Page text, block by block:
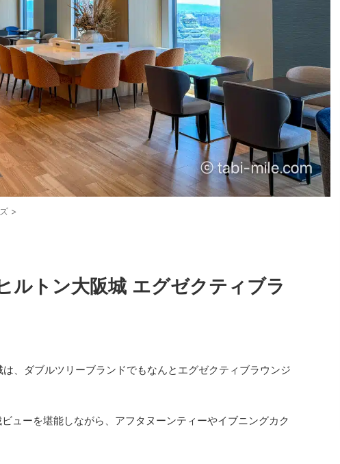
>
ルトン大阪城 エグゼクティブラ
、ダブルツリーブランドでもなんとエグゼクティブラウンジ
ューを堪能しながら、アフタヌーンティーやイブニングカク